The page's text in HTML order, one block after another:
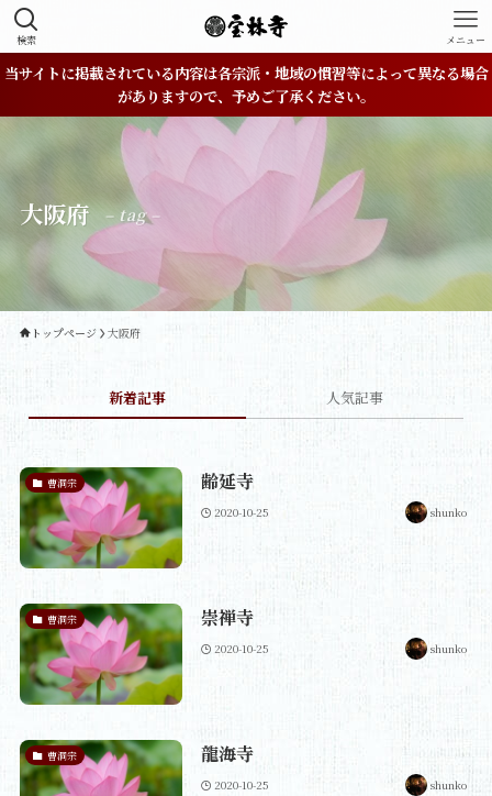
検索 メニュー
当サイトに掲載されている内容は各宗派・地域の慣習等によって異なる場合
がありますので、予めご了承ください。
大阪府 – tag –
トップページ 大阪府
新着記事 人気記事
曹洞宗 齢延寺
2020-10-25 shunko
曹洞宗 崇禅寺
2020-10-25 shunko
曹洞宗 龍海寺
2020-10-25 shunko